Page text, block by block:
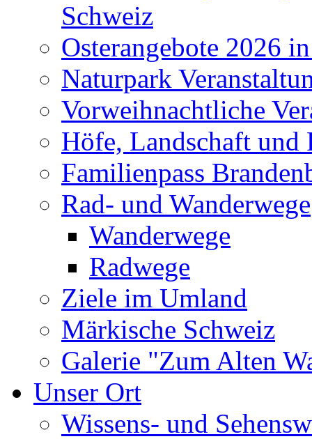
Schweiz
Osterangebote 2026
Naturpark
Vorweihnachtliche
Höfe, Landschaft und
Familienpass
Rad- und Wanderwege
Wanderwege
Radwege
Ziele im Umland
Märkische Schweiz
Galerie "Zum Alten
Unser Ort
Wissens- und